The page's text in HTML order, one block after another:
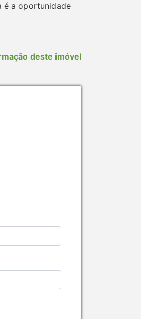
é a oportunidade
deste imóvel